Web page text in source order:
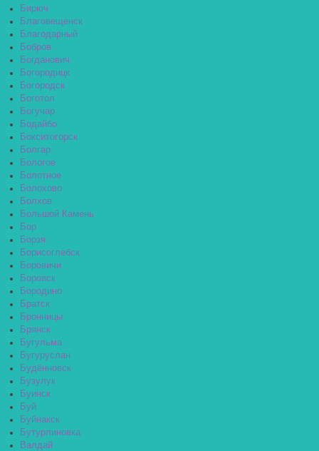
Бирюч
Благовещенск
Благодарный
Бобров
Богданович
Богородицк
Богородск
Боготол
Богучар
Бодайбо
Бокситогорск
Болгар
Бологое
Болотное
Болохово
Болхов
Большой Камень
Бор
Борзя
Борисоглебск
Боровичи
Боровск
Бородино
Братск
Бронницы
Брянск
Бугульма
Бугуруслан
Будённовск
Бузулук
Буинск
Буй
Буйнакск
Бутурлиновка
Валдай